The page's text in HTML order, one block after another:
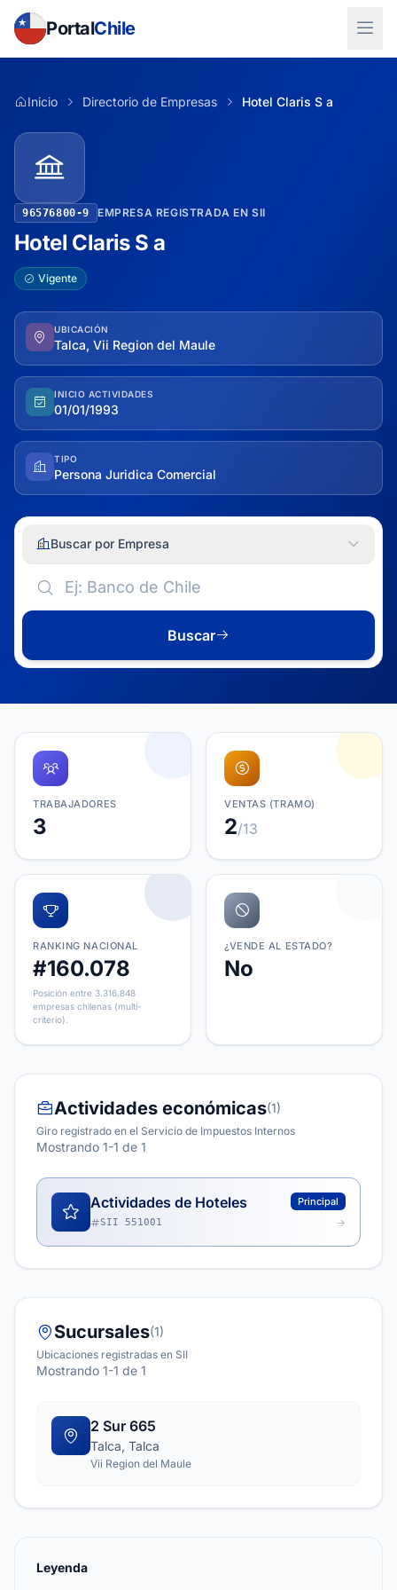
PortalChile
Inicio Directorio de Empresas Hotel Claris S a
96576800-9 EMPRESA REGISTRADA EN SII
Hotel Claris S a
Vigente
UBICACIÓN
Talca, Vii Region del Maule
INICIO ACTIVIDADES
01/01/1993
TIPO
Persona Juridica Comercial
Buscar por Empresa
Buscar
TRABAJADORES
3
VENTAS (TRAMO)
2/13
RANKING NACIONAL
#160.078
Posición entre 3.316.848
empresas chilenas (multi-
criterio).
¿VENDE AL ESTADO?
No
Actividades económicas(1)
Giro registrado en el Servicio de Impuestos Internos
Mostrando 1-1 de 1
Actividades de Hoteles Principal
SII 551001
Sucursales(1)
Ubicaciones registradas en SII
Mostrando 1-1 de 1
2 Sur 665
Talca, Talca
Vii Region del Maule
Leyenda